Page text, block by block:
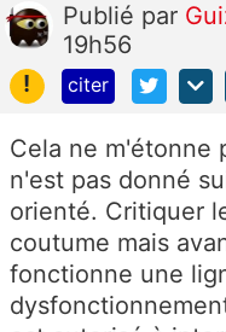
Publié par
19h56
!
citer
Cela ne m'étonne
n'est pas donné
orienté. Critiquer
coutume mais
fonctionne une